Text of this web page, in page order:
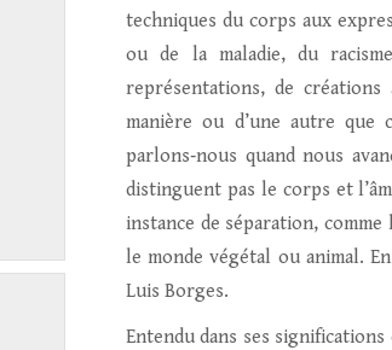
techniques du corps aux
ou de la maladie, du
représentations, de créations
manière ou d’une autre que
parlons‑nous quand nous
distinguent pas le corps et
instance de séparation,
le monde végétal ou animal.
Luis Borges.
Entendu dans ses